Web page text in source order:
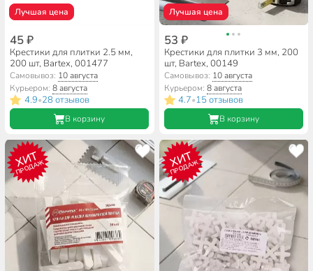
Лучшая цена
45 ₽
Крестики для плитки 2.5 мм,
200 шт, Bartex, 001477
Самовывоз: 10 августа
Курьером:8 августа
4.9•28 отзывов
В корзину
Лучшая цена
53 ₽
Крестики для плитки 3 мм, 200
шт, Bartex, 00149
Самовывоз: 10 августа
Курьером: 8 августа
4.7•15 отзывов
В корзину
ХИТ
ПРОДАЖ ХИТ
ПРОДАЖ